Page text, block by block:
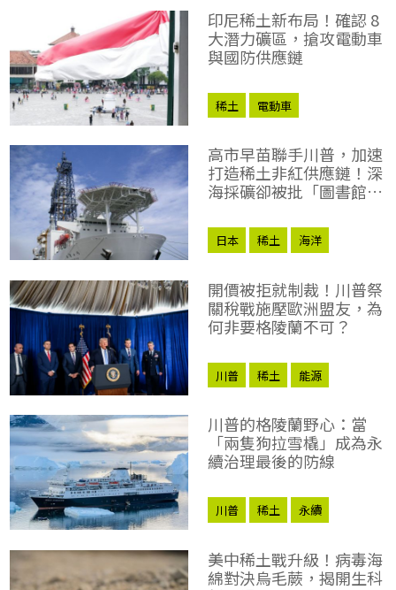
印尼稀土新布局！確認 8
大潛力礦區，搶攻電動車
與國防供應鏈
稀土 電動車
高市早苗聯手川普，加速
打造稀土非紅供應鏈！深
海採礦卻被批「圖書館縱
日本 稀土 海洋
開價被拒就制裁！川普祭
關稅戰施壓歐洲盟友，為
何非要格陵蘭不可？
川普 稀土 能源
川普的格陵蘭野心：當
「兩隻狗拉雪橇」成為永
續治理最後的防線
川普 稀土 永續
美中稀土戰升級！病毒海
綿對決烏毛蕨，揭開生科